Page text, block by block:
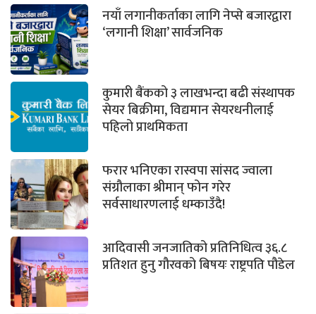
नयाँ लगानीकर्ताका लागि नेप्से बजारद्वारा
‘लगानी शिक्षा’ सार्वजनिक
कुमारी बैंकको ३ लाखभन्दा बढी संस्थापक
सेयर बिक्रीमा, विद्यमान सेयरधनीलाई
पहिलो प्राथमिकता
फरार भनिएका रास्वपा सांसद ज्वाला
संग्रौलाका श्रीमान् फोन गरेर
सर्वसाधारणलाई धम्काउँदै!
आदिवासी जनजातिको प्रतिनिधित्व ३६.८
प्रतिशत हुनु गौरवको बिषयः राष्ट्रपति पौडेल